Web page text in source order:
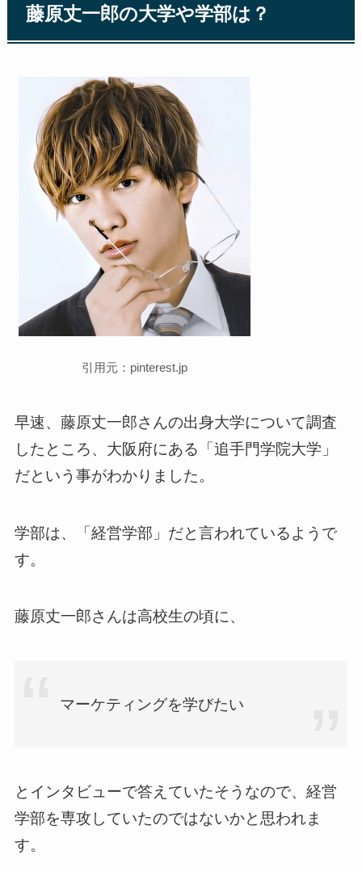
藤原丈一郎の大学や学部は？
引用元：pinterest.jp
早速、藤原丈一郎さんの出身大学について調査
したところ、大阪府にある「追手門学院大学」
だという事がわかりました。
学部は、「経営学部」だと言われているようで
す。
藤原丈一郎さんは高校生の頃に、
マーケティングを学びたい
とインタビューで答えていたそうなので、経営
学部を専攻していたのではないかと思われま
す。